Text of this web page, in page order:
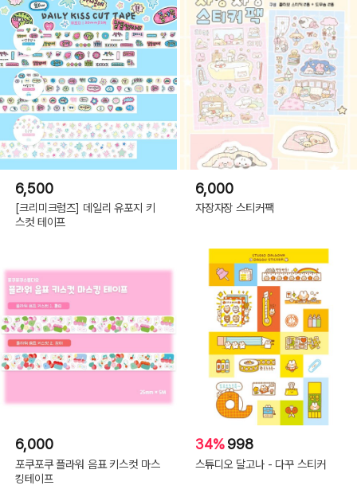
6,500
[크리미크럼즈] 데일리 유포지 키
스컷 테이프
6,000
자장자장 스티커팩
6,000
포쿠포쿠 플라워 음표 키스컷 마스
킹테이프
34%998
스튜디오 달고나 - 다꾸 스티커